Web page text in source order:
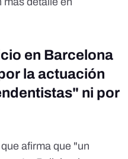
en Barcelona
la actuación
ni por
afirma que "un